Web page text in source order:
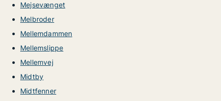
Mejsevænget
Melbroder
Mellemdammen
Mellemslippe
Mellemvej
Midtby
Midtfenner